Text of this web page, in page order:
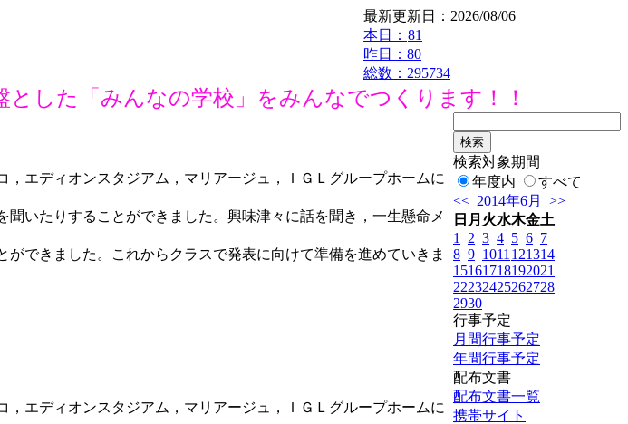
最新更新日：2026/08/06
本日： 81
昨日：80
総数：295734
した「みんなの学校」をみんなでつくります！！
エディオンスタジアム，マリアージュ，ＩＧＬグループホームに
いたりすることができました。興味津々に話を聞き，一生懸命メ
できました。これからクラスで発表に向けて準備を進めていきま
エディオンスタジアム，マリアージュ，ＩＧＬグループホームに
検索対象期間
年度内
すべて
<< 2014年6月
>>
日 月 火水木金土
1
2 3 4 5 6 7
8 9 1011 121314
15161718192021
22232425262728
2930
行事予定
月間行事予定
年間行事予定
配布文書
配布文書一覧
携帯サイト